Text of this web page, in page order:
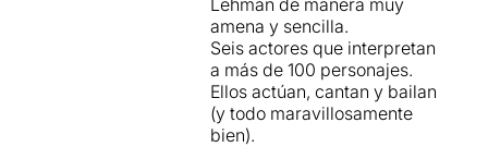
entre d'altres, l'enterrament
del primer Lehman mort
als EEUU, la dificultat per
explicar quina és la funció
d'un intermediari, l'elecció
d'esposa per part
Lehman de manera muy
amena y sencilla.
Seis actores que interpretan
a más de 100 personajes.
Ellos actúan, cantan y bailan
(y todo maravillosamente
bien).